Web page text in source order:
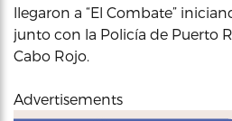
llegaron a “El Combate”
junto con la Policía de Puerto
Cabo Rojo.
Advertisements